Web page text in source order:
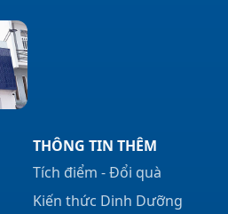
THÔNG TIN THÊM
Tích điểm - Đổi quà
Kiến thức Dinh Dưỡng